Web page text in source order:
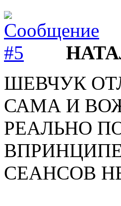
ШЕВЧУК
САМА И
РЕАЛЬНО
СЕАНСОВ